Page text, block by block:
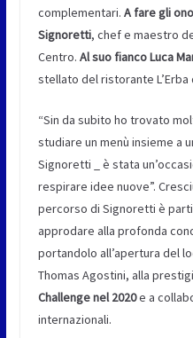
complementari. A fare gli
Signoretti, chef e maestro
Centro. Al suo fianco Luca
stellato del ristorante L’Erba
“Sin da subito ho trovato
studiare un menù insieme a
Signoretti _ è stata
respirare idee nuove”.
percorso di Signoretti è
approdare alla profonda
portandolo all’apertura del
Thomas Agostini, alla
Challenge nel 2020e a
internazionali.